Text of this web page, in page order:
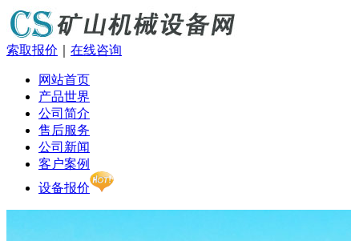
索取报价 在线咨询
网站首页
产品世界
公司简介
售后服务
公司新闻
客户案例
设备报价